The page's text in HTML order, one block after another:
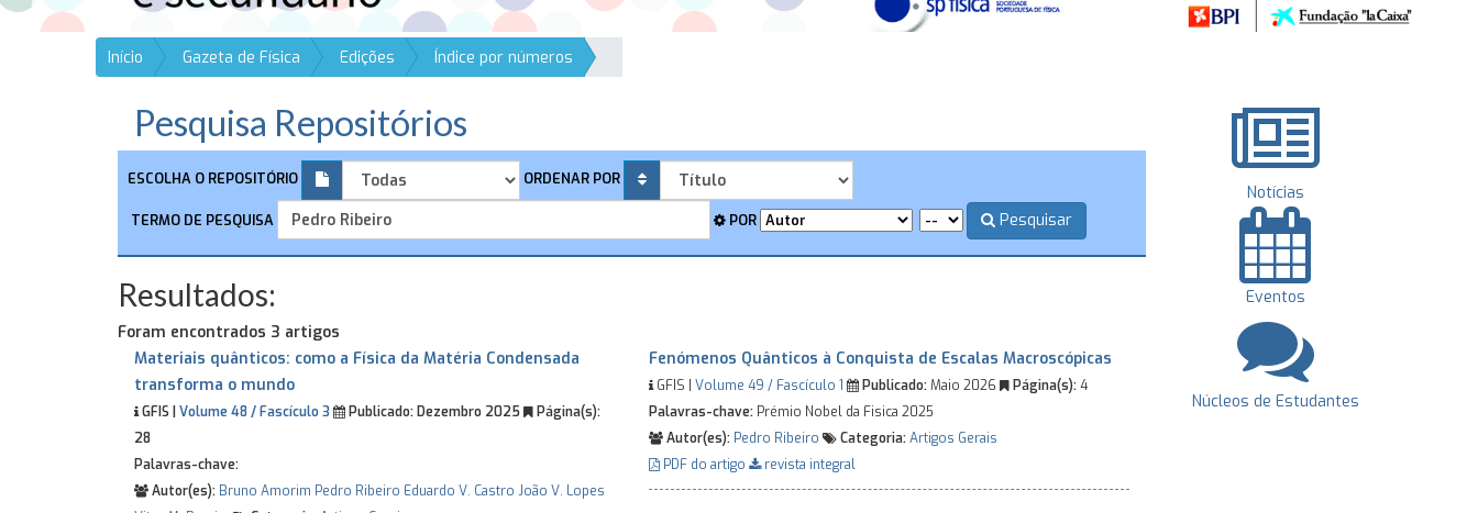
Início Gazeta de Física Edições Índice por números
Pesquisa Repositórios
ESCOLHA O REPOSITÓRIO ORDENAR POR
TERMO DE PESQUISA POR Pesquisar
Resultados:
Foram encontrados 3 artigos
Materiais quânticos: como a Física da Matéria Condensada
transforma o mundo
GFIS | Volume 48 / Fascículo 3 Publicado: Dezembro 2025
Página(s):
28
Palavras-chave:
Autor(es): Bruno Amorim Pedro Ribeiro Eduardo V. Castro João V. Lopes
Fenómenos Quânticos à Conquista de Escalas Macroscópicas
GFIS | Volume 49 / Fascículo 1 Publicado:Maio 2026 Página(s):4
Palavras-chave:Prémio Nobel da Fisica 2025
Autor(es): Pedro Ribeiro Categoria: Artigos Gerais
PDF do artigo
revista integral
Notícias
Eventos
Núcleos de Estudantes